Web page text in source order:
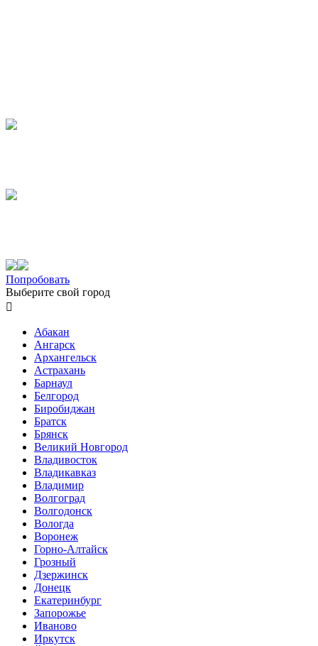
Попробовать
Выберите свой город

Абакан
Ангарск
Архангельск
Астрахань
Барнаул
Белгород
Биробиджан
Братск
Брянск
Великий Новгород
Владивосток
Владикавказ
Владимир
Волгоград
Волгодонск
Вологда
Воронеж
Горно-Алтайск
Грозный
Дзержинск
Донецк
Екатеринбург
Запорожье
Иваново
Иркутск